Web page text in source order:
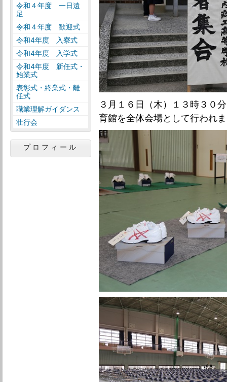
３月１６日（木）１３時３０
育館を全体会場として行われ
令和４年度 一日遠
足
令和４年度 歓迎式
令和4年度 入寮式
令和4年度 入学式
令和4年度 新任式・
始業式
表彰式・終業式・離
任式
職業理解ガイダンス
壮行会
プロフィール